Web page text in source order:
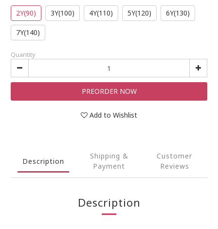
2Y(90) 3Y(100) 4Y(110) 5Y(120) 6Y(130)
7Y(140)
Quantity
PREORDER NOW
Add to Wishlist
Description
Shipping &
Payment
Customer
Reviews
Description